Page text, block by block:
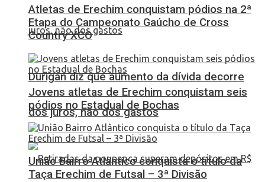
Durigan diz que aumento da dívida decorre
dos juros, não dos gastos
Atletas de Erechim conquistam pódios na 2ª
Etapa do Campeonato Gaúcho de Cross
Country XCO
Jovens atletas de Erechim conquistam seis
pódios no Estadual de Bochas
União Bairro Atlântico conquista o título da
Taça Erechim de Futsal – 3ª Divisão